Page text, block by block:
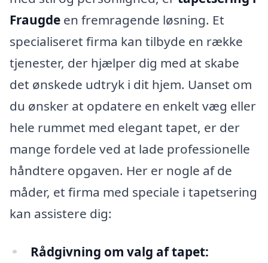
Fraugde en fremragende løsning. Et
specialiseret firma kan tilbyde en række
tjenester, der hjælper dig med at skabe
det ønskede udtryk i dit hjem. Uanset om
du ønsker at opdatere en enkelt væg eller
hele rummet med elegant tapet, er der
mange fordele ved at lade professionelle
håndtere opgaven. Her er nogle af de
måder, et firma med speciale i tapetsering
kan assistere dig:
Rådgivning om valg af tapet: